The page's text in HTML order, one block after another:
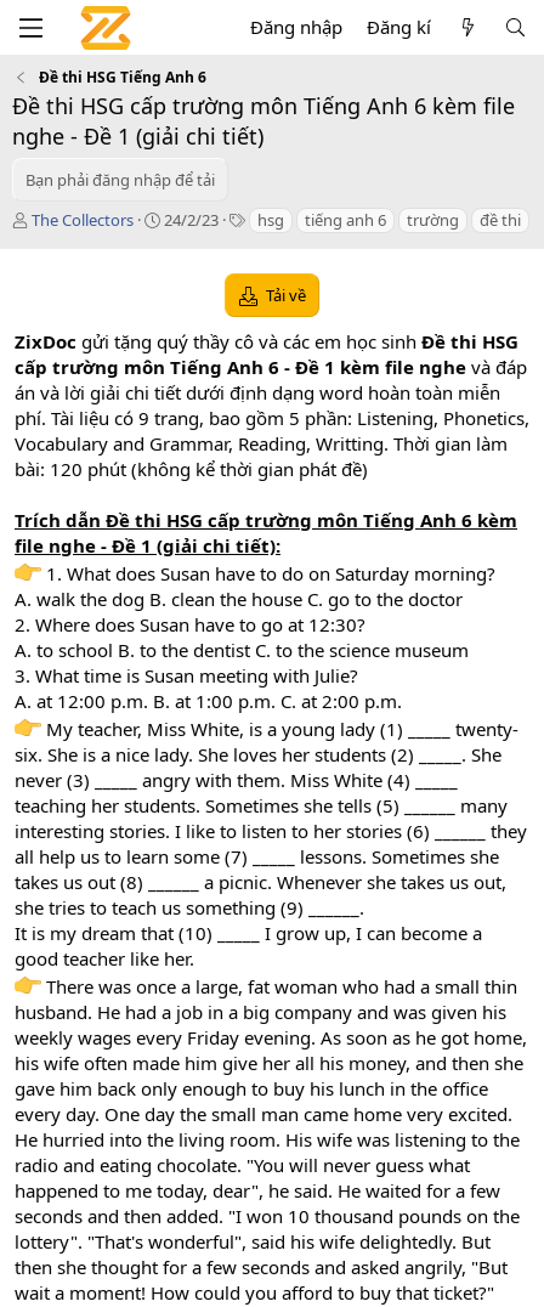
Đăng nhập Đăng kí
Đề thi HSG Tiếng Anh 6
Đề thi HSG cấp trường môn Tiếng Anh 6 kèm file
nghe - Đề 1 (giải chi tiết)
Bạn phải đăng nhập để tải
T
The Collectors
C
o
n
d
a
t
e
24/2/23
T
s
hsg tiếng anh 6 trường đề thi
Tải về
ZixDoc gửi tặng quý thầy cô và các em học sinh Đề thi HSG
cấp trường môn Tiếng Anh 6 - Đề 1 kèm file nghe và đáp
án và lời giải chi tiết dưới định dạng word hoàn toàn miễn
phí. Tài liệu có 9 trang, bao gồm 5 phần: Listening, Phonetics,
Vocabulary and Grammar, Reading, Writting. Thời gian làm
bài: 120 phút (không kể thời gian phát đề)
Trích dẫn Đề thi HSG cấp trường môn Tiếng Anh 6 kèm
file nghe - Đề 1 (giải chi tiết):
1. What does Susan have to do on Saturday morning?
A. walk the dog B. clean the house C. go to the doctor
2. Where does Susan have to go at 12:30?
A. to school B. to the dentist C. to the science museum
3. What time is Susan meeting with Julie?
A. at 12:00 p.m. B. at 1:00 p.m. C. at 2:00 p.m.
My teacher, Miss White, is a young lady (1) _____ twenty-
six. She is a nice lady. She loves her students (2) _____. She
never (3) _____ angry with them. Miss White (4) _____
teaching her students. Sometimes she tells (5) ______ many
interesting stories. I like to listen to her stories (6) ______ they
all help us to learn some (7) _____ lessons. Sometimes she
takes us out (8) ______ a picnic. Whenever she takes us out,
she tries to teach us something (9) ______.
It is my dream that (10) _____ I grow up, I can become a
good teacher like her.
There was once a large, fat woman who had a small thin
husband. He had a job in a big company and was given his
weekly wages every Friday evening. As soon as he got home,
his wife often made him give her all his money, and then she
gave him back only enough to buy his lunch in the office
every day. One day the small man came home very excited.
He hurried into the living room. His wife was listening to the
radio and eating chocolate. "You will never guess what
happened to me today, dear", he said. He waited for a few
seconds and then added. "I won 10 thousand pounds on the
lottery". "That's wonderful", said his wife delightedly. But
then she thought for a few seconds and asked angrily, "But
wait a moment! How could you afford to buy that ticket?"